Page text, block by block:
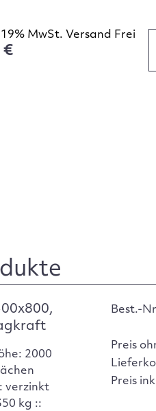
19% MwSt. Versand Frei
€
2000
verzinkt
kg ::
Best.-
Preis
Preis